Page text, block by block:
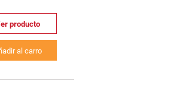
producto
al carro